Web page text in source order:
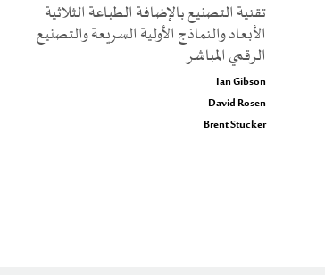
تقنية التصنيع بالإضافة الطباعة الثلاثية
الأبعاد والنماذج الأولية السريعة والتصنيع
الرقمي المباشر
Ian Gibson
David Rosen
Brent Stucker